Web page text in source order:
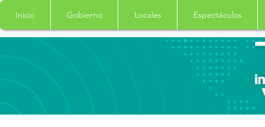
Inicio Gobierno Locales Espectáculos